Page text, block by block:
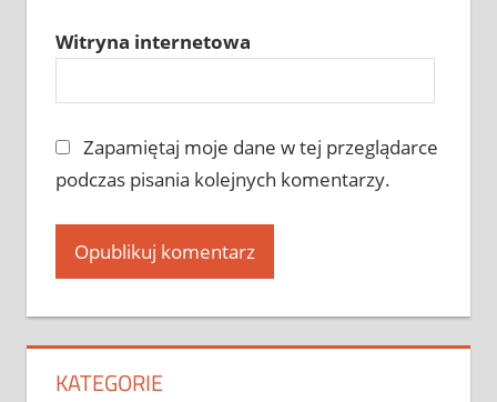
Witryna internetowa
Zapamiętaj moje dane w tej przeglądarce
podczas pisania kolejnych komentarzy.
KATEGORIE